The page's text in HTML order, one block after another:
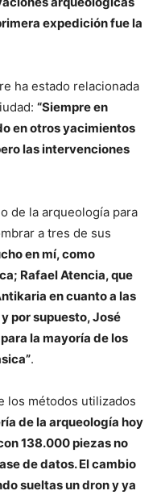
expedición fue la
ha estado relacionada
“Siempre en
en otros yacimientos
las intervenciones
de la arqueología para
a tres de sus
en mí, como
Rafael Atencia, que
en cuanto a las
por supuesto, José
la mayoría de los
.
los métodos utilizados
de la arqueología hoy
138.000 piezas no
de datos. El cambio
sueltas un dron y ya